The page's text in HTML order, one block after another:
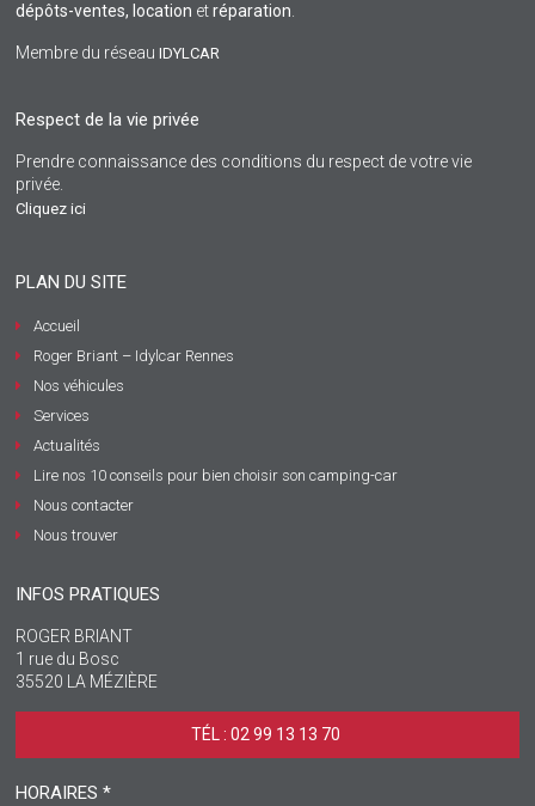
dépôts-ventes, location etréparation.
Membre du réseauIDYLCAR
Respect de la vie privée
Prendre connaissance des conditions du respect de votre vie
privée.
Cliquez ici
PLAN DU SITE
Accueil
Roger Briant – Idylcar Rennes
Nos véhicules
Services
Actualités
Lire nos 10 conseils pour bien choisir son camping-car
Nous contacter
Nous trouver
INFOS PRATIQUES
ROGER BRIANT
1 rue du Bosc
35520 LA MÉZIÈRE
TÉL : 02 99 13 13 70 ‎
HORAIRES *